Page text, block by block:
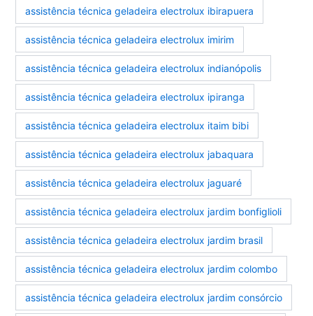
assistência técnica geladeira electrolux ibirapuera
assistência técnica geladeira electrolux imirim
assistência técnica geladeira electrolux indianópolis
assistência técnica geladeira electrolux ipiranga
assistência técnica geladeira electrolux itaim bibi
assistência técnica geladeira electrolux jabaquara
assistência técnica geladeira electrolux jaguaré
assistência técnica geladeira electrolux jardim bonfiglioli
assistência técnica geladeira electrolux jardim brasil
assistência técnica geladeira electrolux jardim colombo
assistência técnica geladeira electrolux jardim consórcio